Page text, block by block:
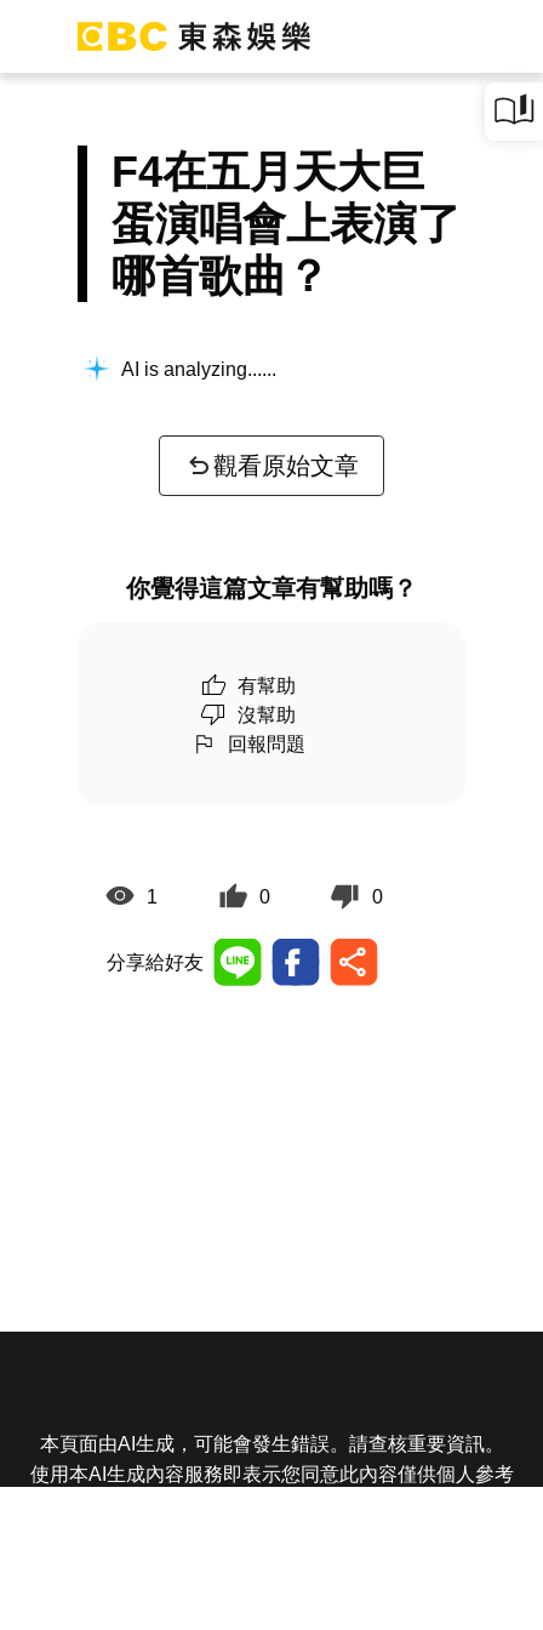
F4在五月天大巨
蛋演唱會上表演了
哪首歌曲？
AI is analyzing...
觀看原始文章
你覺得這篇文章有幫助嗎？
有幫助
沒幫助
回報問題
1 0 0
分享給好友
本頁面由AI生成，可能會發生錯誤。請查核重要資訊。
使用本AI生成內容服務即表示您同意此內容僅供個人參考